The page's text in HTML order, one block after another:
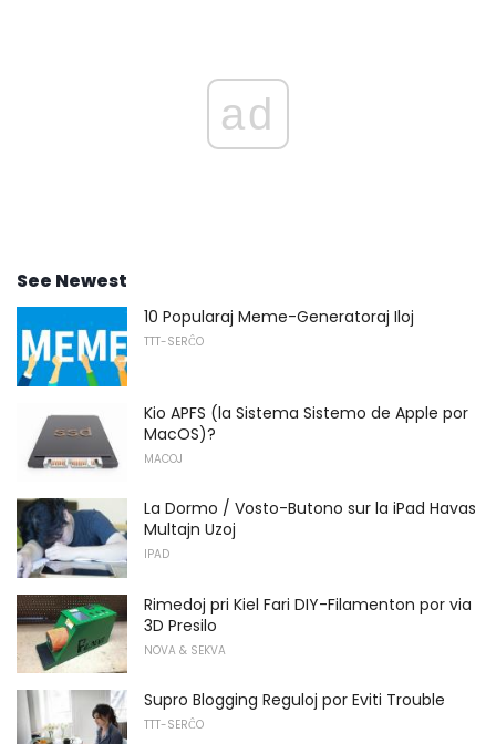
ad
See Newest
10 Popularaj Meme-Generatoraj Iloj
TTT-SERĈO
Kio APFS (la Sistema Sistemo de Apple por
MacOS)?
MACOJ
La Dormo / Vosto-Butono sur la iPad Havas
Multajn Uzoj
IPAD
Rimedoj pri Kiel Fari DIY-Filamenton por via
3D Presilo
NOVA & SEKVA
Supro Blogging Reguloj por Eviti Trouble
TTT-SERĈO